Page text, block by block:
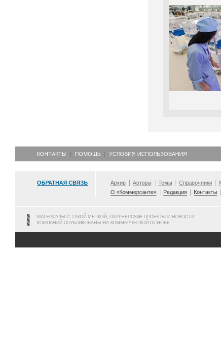
КОНТАКТЫ ПОМОЩЬ УСЛОВИЯ ИСПОЛЬЗОВАНИЯ
ОБРАТНАЯ СВЯЗЬ Архив Авторы Темы Справочники
О «Коммерсанте»
Редакция Контакты
МАТЕРИАЛЫ С ТАКОЙ МЕТКОЙ, ПАРТНЕРСКИЕ ПРОЕКТЫ И НОВОСТИ
КОМПАНИЙ ОПУБЛИКОВАНЫ НА КОММЕРЧЕСКОЙ ОСНОВЕ